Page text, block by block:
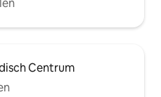
Centrum